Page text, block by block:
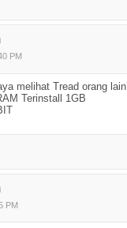
PM
melihat Tread orang lain
Terinstall 1GB
PM